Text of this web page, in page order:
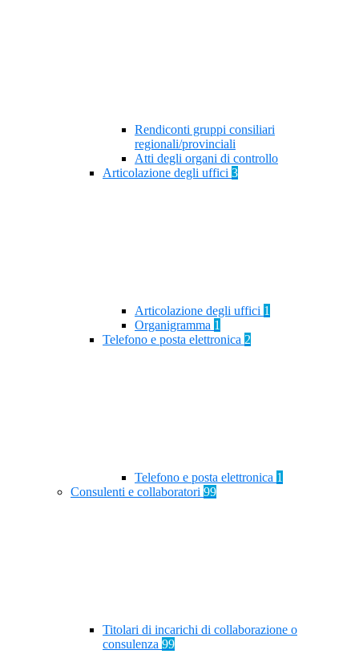
Rendiconti gruppi consiliari
regionali/provinciali
Atti degli organi di controllo
Articolazione degli uffici 3
Articolazione degli uffici 1
Organigramma 1
Telefono e posta elettronica 2
Telefono e posta elettronica 1
Consulenti e collaboratori 99
Titolari di incarichi di collaborazione o
consulenza 99